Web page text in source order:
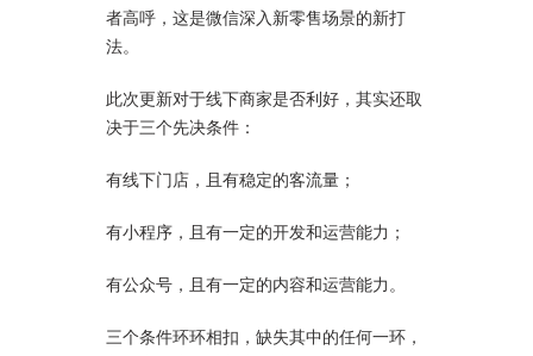
者高呼，这是微信深入新零售场景的新打
法。
此次更新对于线下商家是否利好，其实还取
决于三个先决条件：
有线下门店，且有稳定的客流量；
有小程序，且有一定的开发和运营能力；
有公众号，且有一定的内容和运营能力。
三个条件环环相扣，缺失其中的任何一环，